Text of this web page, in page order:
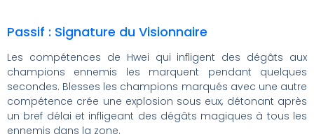
Passif : Signature du Visionnaire
Les compétences de Hwei qui infligent des dégâts aux
champions ennemis les marquent pendant quelques
secondes. Blesses les champions marqués avec une autre
compétence crée une explosion sous eux, détonant après
un bref délai et infligeant des dégâts magiques à tous les
ennemis dans la zone.